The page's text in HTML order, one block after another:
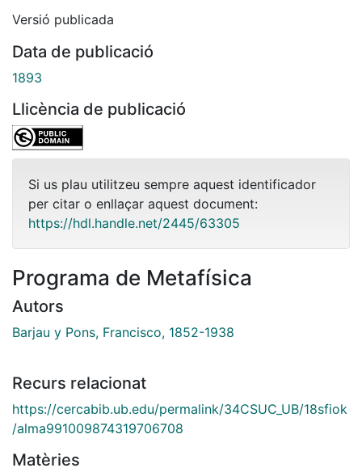
Versió publicada
Data de publicació
1893
Llicència de publicació
Si us plau utilitzeu sempre aquest identificador
per citar o enllaçar aquest document:
https://hdl.handle.net/2445/63305
Programa de Metafísica
Autors
Barjau y Pons, Francisco, 1852-1938
Recurs relacionat
https://cercabib.ub.edu/permalink/34CSUC_UB/18sfiok
/alma991009874319706708
Matèries